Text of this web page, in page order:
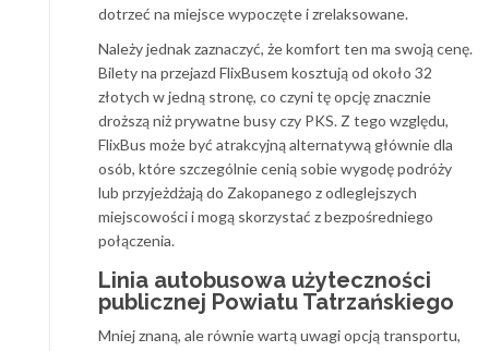
dotrzeć na miejsce wypoczęte i zrelaksowane.
Należy jednak zaznaczyć, że komfort ten ma swoją cenę.
Bilety na przejazd FlixBusem kosztują od około 32
złotych w jedną stronę, co czyni tę opcję znacznie
droższą niż prywatne busy czy PKS. Z tego względu,
FlixBus może być atrakcyjną alternatywą głównie dla
osób, które szczególnie cenią sobie wygodę podróży
lub przyjeżdżają do Zakopanego z odleglejszych
miejscowości i mogą skorzystać z bezpośredniego
połączenia.
Linia autobusowa użyteczności
publicznej Powiatu Tatrzańskiego
Mniej znaną, ale równie wartą uwagi opcją transportu,